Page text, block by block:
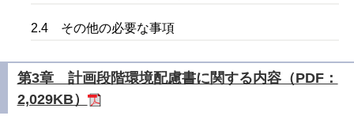
2.4 その他の必要な事項
第3章 計画段階環境配慮書に関する内容（PDF：
2,029KB）